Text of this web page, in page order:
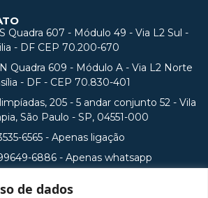
de dados
Quadra 607 - Módulo 49 - Via L2 Sul -
- DF CEP 70.200-670
Quadra 609 - Módulo A - Via L2 Norte
- DF - CEP 70.830-401
205 - 5 andar conjunto 52 - Vila
São Paulo - SP, 04551-000
6565 - Apenas ligação
6886 - Apenas whatsapp